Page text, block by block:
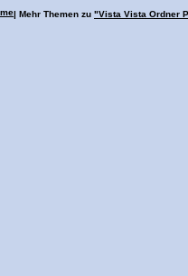
| Mehr Themen zu "Vista Vista Ordner